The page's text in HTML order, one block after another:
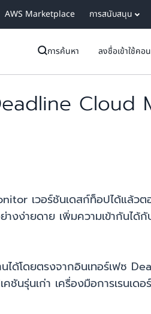
AWS Marketplace การสนับสนุน
การค้นหา ลงชื่อเข้าใช้คอ
Cloud
เวอร์ชันเดสก์ท็อปได้แล้วต
งง่ายดาย เพิ่มความเข้ากันได้
ด้โดยตรงจากอินเทอร์เฟซ
รุ่นเก่า เครื่องมือการเรนเดอ